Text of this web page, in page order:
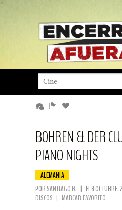
BOHREN & DER
PIANO NIGHTS
ALEMANIA
PORSANTIAGO B. | EL 8 OCTUBRE,
DISCOS | MARCAR FAVORITO